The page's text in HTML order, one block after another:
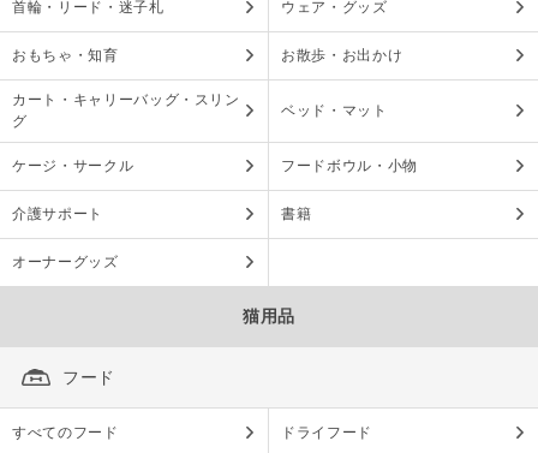
首輪・リード・迷子札 ウェア・グッズ
おもちゃ・知育 お散歩・お出かけ
カート・キャリーバッグ・スリン
グ
ベッド・マット
ケージ・サークル フードボウル・小物
介護サポート 書籍
オーナーグッズ
猫用品
フード
すべてのフード ドライフード